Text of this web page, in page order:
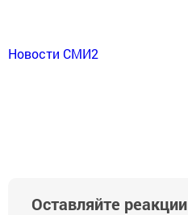
Новости СМИ2
Оставляйте реакции